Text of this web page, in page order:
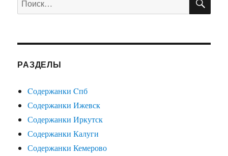
РАЗДЕЛЫ
Cодержанки Cпб
Содержанки Ижевск
Содержанки Иркутск
Содержанки Калуги
Содержанки Кемерово